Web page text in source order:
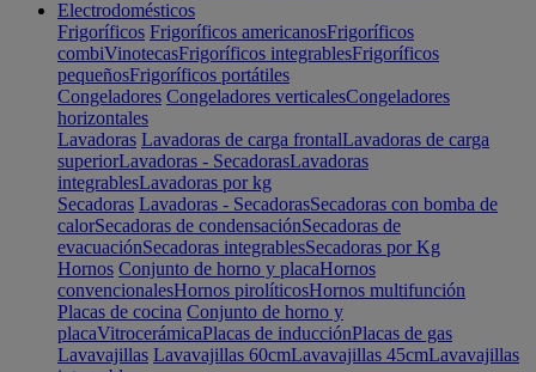
Electrodomésticos
Frigoríficos Frigoríficos americanosFrigoríficos
combiVinotecasFrigoríficos integrablesFrigoríficos
pequeñosFrigoríficos portátiles
Congeladores Congeladores verticalesCongeladores
horizontales
Lavadoras Lavadoras de carga frontalLavadoras de carga
superiorLavadoras - SecadorasLavadoras
integrablesLavadoras por kg
Secadoras Lavadoras - SecadorasSecadoras con bomba de
calorSecadoras de condensaciónSecadoras de
evacuaciónSecadoras integrablesSecadoras por Kg
Hornos Conjunto de horno y placaHornos
convencionalesHornos pirolíticosHornos multifunción
Placas de cocina Conjunto de horno y
placaVitrocerámicaPlacas de inducciónPlacas de gas
Lavavajillas Lavavajillas 60cmLavavajillas 45cmLavavajillas